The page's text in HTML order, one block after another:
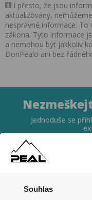
I přesto, že jsou
aktualizovány,
nesprávné informace. To
zákona. Tyto informace
a nemohou být jakkoliv
DonPealo ani bez
Jednoduše se
Souhlas